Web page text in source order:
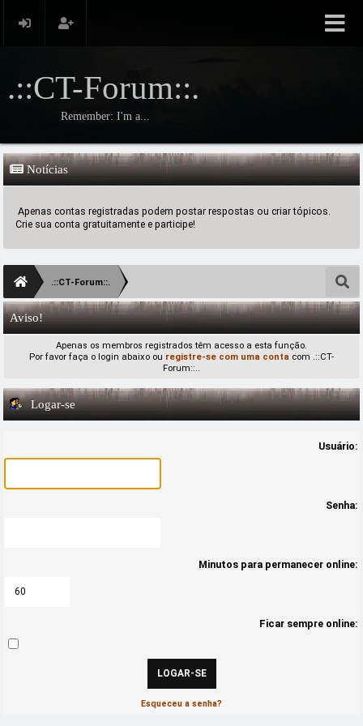
.::CT-Forum::.
Remember: I'm a...
Notícias
Apenas contas registradas podem postar respostas ou criar tópicos.
Crie sua conta gratuitamente e participe!
.::CT-Forum::.
Aviso!
Apenas os membros registrados têm acesso a esta função.
Por favor faça o login abaixo ou registre-se com uma conta com .::CT-
Forum::..
Logar-se
Usuário:
Senha:
Minutos para permanecer online:
Ficar sempre online:
Esqueceu a senha?